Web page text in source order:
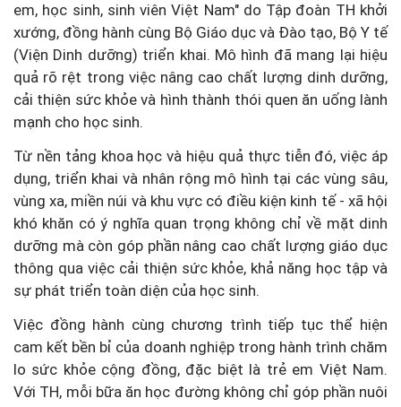
em, học sinh, sinh viên Việt Nam" do Tập đoàn TH khởi
xướng, đồng hành cùng Bộ Giáo dục và Đào tạo, Bộ Y tế
(Viện Dinh dưỡng) triển khai. Mô hình đã mang lại hiệu
quả rõ rệt trong việc nâng cao chất lượng dinh dưỡng,
cải thiện sức khỏe và hình thành thói quen ăn uống lành
mạnh cho học sinh.
Từ nền tảng khoa học và hiệu quả thực tiễn đó, việc áp
dụng, triển khai và nhân rộng mô hình tại các vùng sâu,
vùng xa, miền núi và khu vực có điều kiện kinh tế - xã hội
khó khăn có ý nghĩa quan trọng không chỉ về mặt dinh
dưỡng mà còn góp phần nâng cao chất lượng giáo dục
thông qua việc cải thiện sức khỏe, khả năng học tập và
sự phát triển toàn diện của học sinh.
Việc đồng hành cùng chương trình tiếp tục thể hiện
cam kết bền bỉ của doanh nghiệp trong hành trình chăm
lo sức khỏe cộng đồng, đặc biệt là trẻ em Việt Nam.
Với TH, mỗi bữa ăn học đường không chỉ góp phần nuôi